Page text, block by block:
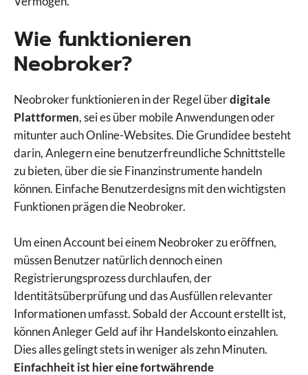
Wie funktionieren
Neobroker?
Neobroker funktionieren in der Regel überdigitale
Plattformen, sei es über mobile Anwendungen oder
mitunter auch Online-Websites. Die Grundidee besteht
darin, Anlegern eine benutzerfreundliche Schnittstelle
zu bieten, über die sie Finanzinstrumente handeln
können. Einfache Benutzerdesigns mit den wichtigsten
Funktionen prägen die Neobroker.
Um einen Account bei einem Neobroker zu eröffnen,
müssen Benutzer natürlich dennoch einen
Registrierungsprozess durchlaufen, der
Identitätsüberprüfung und das Ausfüllen relevanter
Informationen umfasst. Sobald der Account erstellt ist,
können Anleger Geld auf ihr Handelskonto einzahlen.
Dies alles gelingt stets in weniger als zehn Minuten.
Einfachheit ist hier eine fortwährende